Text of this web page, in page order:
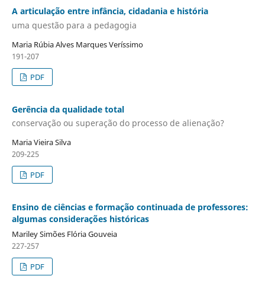
A articulação entre infância, cidadania e história
uma questão para a pedagogia
Maria Rúbia Alves Marques Veríssimo
191-207
PDF
Gerência da qualidade total
conservação ou superação do processo de alienação?
Maria Vieira Silva
209-225
PDF
Ensino de ciências e formação continuada de professores:
algumas considerações históricas
Mariley Simões Flória Gouveia
227-257
PDF